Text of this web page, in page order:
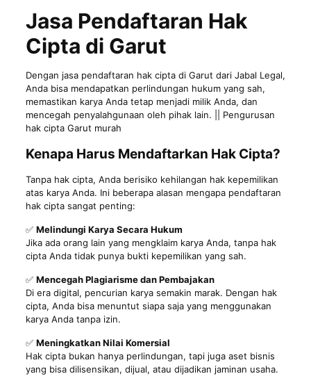
Jasa Pendaftaran Hak
Cipta di Garut
Dengan jasa pendaftaran hak cipta di Garut dari Jabal Legal,
Anda bisa mendapatkan perlindungan hukum yang sah,
memastikan karya Anda tetap menjadi milik Anda, dan
mencegah penyalahgunaan oleh pihak lain. || Pengurusan
hak cipta Garut murah
Kenapa Harus Mendaftarkan Hak Cipta?
Tanpa hak cipta, Anda berisiko kehilangan hak kepemilikan
atas karya Anda. Ini beberapa alasan mengapa pendaftaran
hak cipta sangat penting:
✅ Melindungi Karya Secara Hukum
Jika ada orang lain yang mengklaim karya Anda, tanpa hak
cipta Anda tidak punya bukti kepemilikan yang sah.
✅ Mencegah Plagiarisme dan Pembajakan
Di era digital, pencurian karya semakin marak. Dengan hak
cipta, Anda bisa menuntut siapa saja yang menggunakan
karya Anda tanpa izin.
✅ Meningkatkan Nilai Komersial
Hak cipta bukan hanya perlindungan, tapi juga aset bisnis
yang bisa dilisensikan, dijual, atau dijadikan jaminan usaha.